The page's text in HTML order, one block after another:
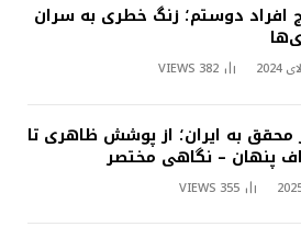
افراد دوستم؛ زنگ خطری به سران
382
VIEWS
به ایران؛ از پوشش ظاهری تا
پنهان – نگاهی مختصر
355
VIEWS